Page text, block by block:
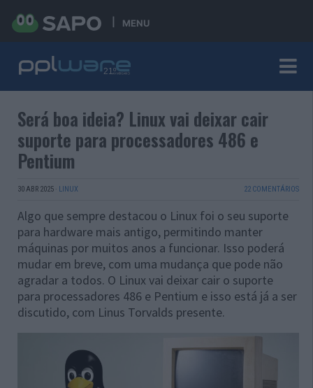
MENU
Será boa ideia? Linux vai deixar cair
suporte para processadores 486 e
Pentium
30 ABR 2025 · LINUX 22 COMENTÁRIOS
Algo que sempre destacou o Linux foi o seu suporte
para hardware mais antigo, permitindo manter
máquinas por muitos anos a funcionar. Isso poderá
mudar em breve, com uma mudança que pode não
agradar a todos. O Linux vai deixar cair o suporte
para processadores 486 e Pentium e isso está já a ser
discutido, com Linus Torvalds presente.